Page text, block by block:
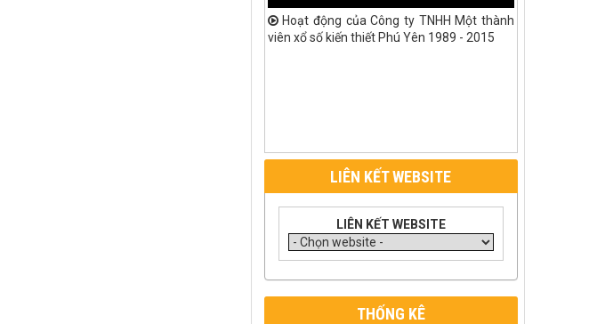
Hoạt động của Công ty TNHH Một thành
viên xổ số kiến thiết Phú Yên 1989 - 2015
LIÊN KẾT WEBSITE
LIÊN KẾT WEBSITE
THỐNG KÊ